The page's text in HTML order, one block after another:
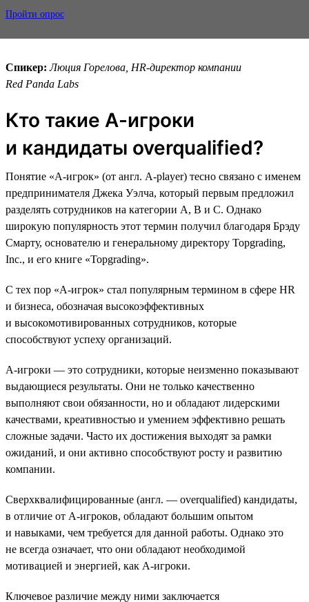
Пройти опрос
Спикер: Люция Горелова, HR-директор компании
Red Panda Labs
Кто такие А-игроки
и кандидаты overqualified?
Понятие «A-игрок» (от англ. A-player) тесно связано с именем
предпринимателя Джека Уэлча, который первым предложил
разделять сотрудников на категории А, В и С. Однако
широкую популярность этот термин получил благодаря Брэду
Смарту, основателю и генеральному директору Topgrading,
Inc., и его книге «Topgrading».
С тех пор «A-игрок» стал популярным термином в сфере HR
и бизнеса, обозначая высокоэффективных
и высокомотивированных сотрудников, которые
способствуют успеху организаций.
A-игроки — это сотрудники, которые неизменно показывают
выдающиеся результаты. Они не только качественно
выполняют свои обязанности, но и обладают лидерскими
качествами, креативностью и умением эффективно решать
сложные задачи. Часто их достижения выходят за рамки
ожиданий, и они активно способствуют росту и развитию
компании.
Сверхквалифицированные (англ. — overqualified) кандидаты,
в отличие от A-игроков, обладают большим опытом
и навыками, чем требуется для данной работы. Однако это
не всегда означает, что они обладают необходимой
мотивацией и энергией, как A-игроки.
Ключевое различие между ними заключается